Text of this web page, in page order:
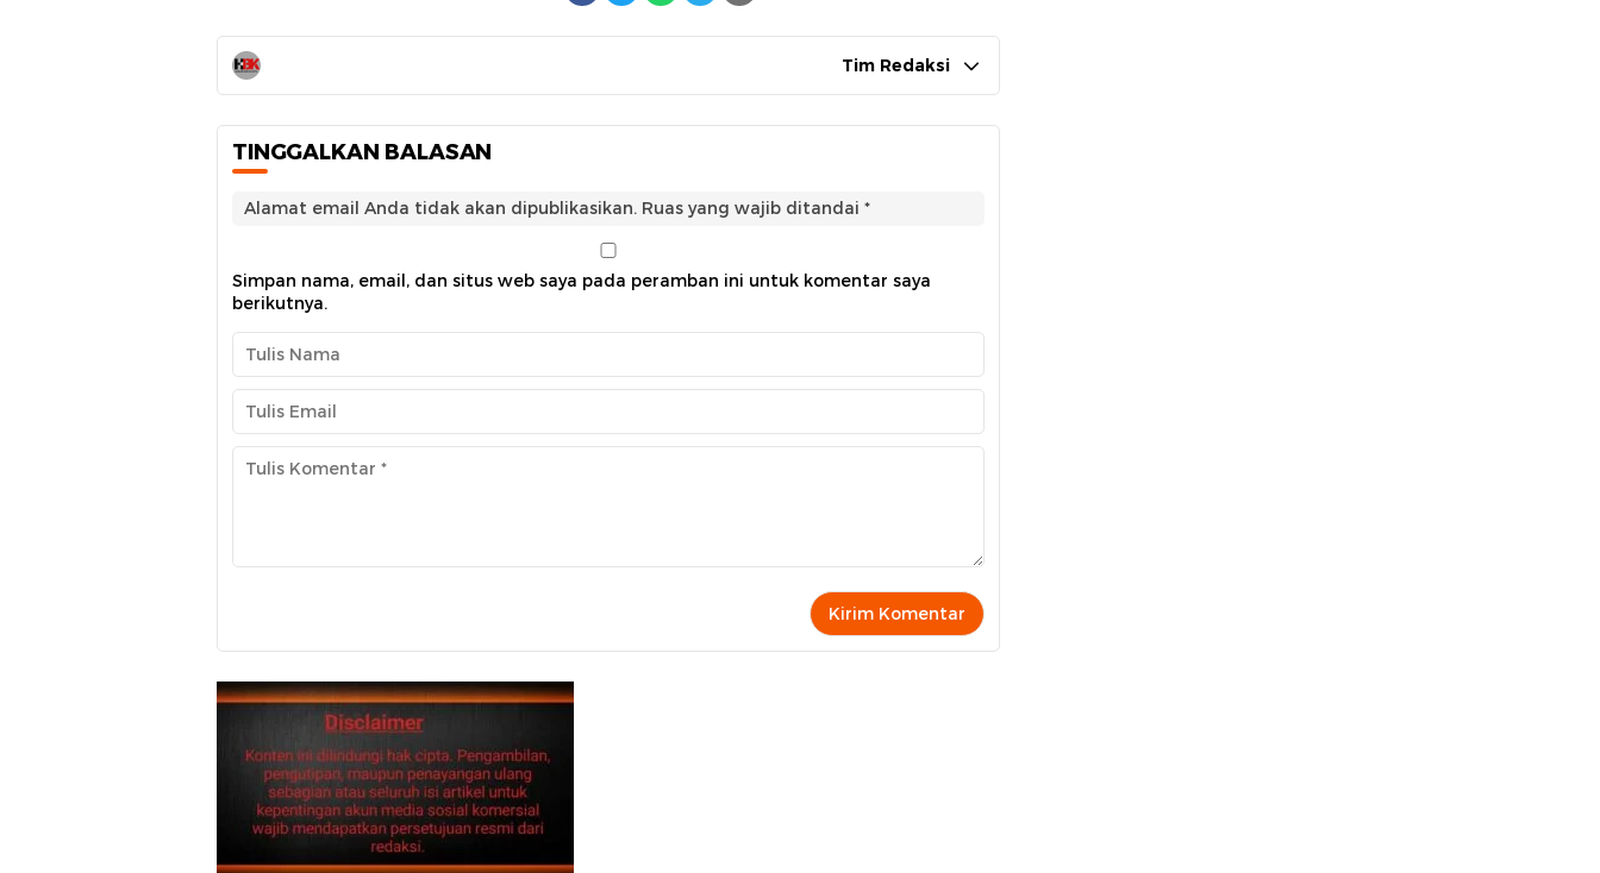
Tim Redaksi
TINGGALKAN BALASAN
Alamat email Anda tidak akan dipublikasikan. Ruas yang wajib ditandai *
Simpan nama, email, dan situs web saya pada peramban ini untuk komentar saya
berikutnya.